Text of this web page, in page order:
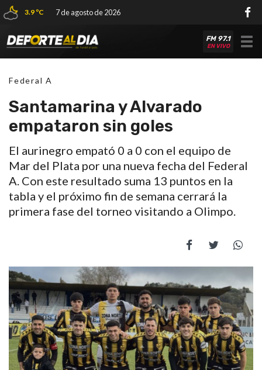
3.9 ºC 7 de agosto de 2026
FM 97.1
EN VIVO
Federal A
Santamarina y Alvarado
empataron sin goles
El aurinegro empató 0 a 0 con el equipo de
Mar del Plata por una nueva fecha del Federal
A. Con este resultado suma 13 puntos en la
tabla y el próximo fin de semana cerrará la
primera fase del torneo visitando a Olimpo.